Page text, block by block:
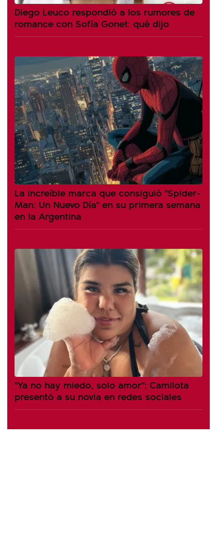
Diego Leuco respondió a los rumores de
romance con Sofía Gonet: qué dijo
La increíble marca que consiguió "Spider-
Man: Un Nuevo Día" en su primera semana
en la Argentina
"Ya no hay miedo, solo amor": Camilota
presentó a su novia en redes sociales